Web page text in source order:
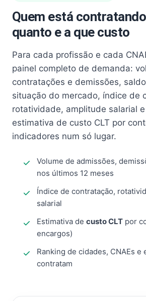
Quem está
quanto e a que custo
Para cada profissão e cada
painel completo de demanda:
contratações e demissões,
situação do mercado, índice de
rotatividade, amplitude salarial
estimativa de custo CLT por
indicadores num só lugar.
Volume de admissões,
nos últimos 12 meses
Índice de contratação,
salarial
Estimativa de custo CLT por
encargos)
Ranking de cidades, CNAEs e
contratam